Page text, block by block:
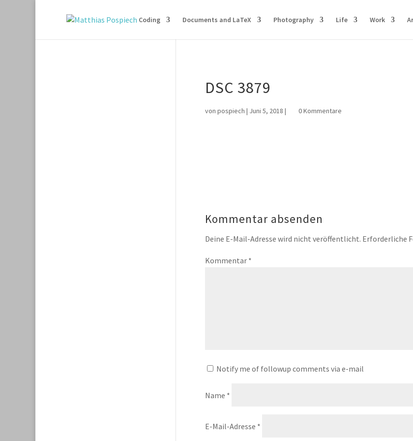
Coding Documents and LaTeX Photography Life Work
DSC 3879
von pospiech | Juni 5, 2018 | 0 Kommentare
Kommentar absenden
Deine E-Mail-Adresse wird nicht veröffentlicht. Erforderliche
Kommentar *
Notify me of followup comments via e-mail
Name *
E-Mail-Adresse *